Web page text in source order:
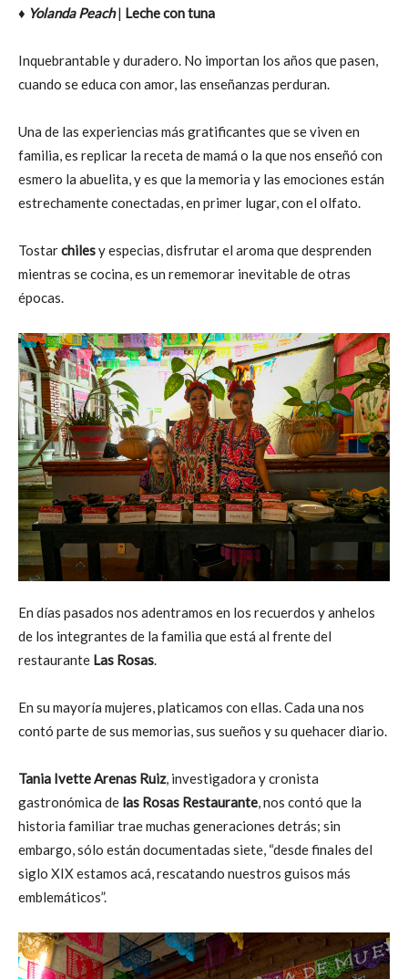
♦ Yolanda Peach| Leche con tuna
Inquebrantable y duradero. No importan los años que pasen,
cuando se educa con amor, las enseñanzas perduran.
Una de las experiencias más gratificantes que se viven en
familia, es replicar la receta de mamá o la que nos enseñó con
esmero la abuelita, y es que la memoria y las emociones están
estrechamente conectadas, en primer lugar, con el olfato.
Tostarchilesy especias, disfrutar el aroma que desprenden
mientras se cocina, es un rememorar inevitable de otras
épocas.
En días pasados nos adentramos en los recuerdos y anhelos
de los integrantes de la familia que está al frente del
restaurante Las Rosas.
En su mayoría mujeres, platicamos con ellas. Cada una nos
contó parte de sus memorias, sus sueños y su quehacer diario.
Tania Ivette Arenas Ruiz, investigadora y cronista
gastronómica de las Rosas Restaurante, nos contó que la
historia familiar trae muchas generaciones detrás; sin
embargo, sólo están documentadas siete, “desde finales del
siglo XIX estamos acá, rescatando nuestros guisos más
emblemáticos”.